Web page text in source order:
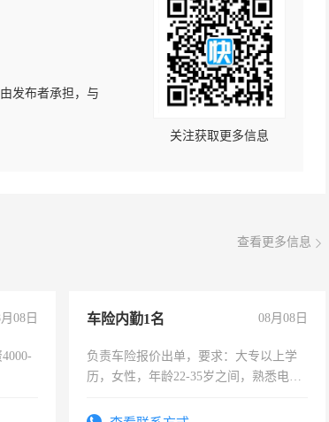
发布者承担，与
关注获取更多信息
查看更多信息
08日 车险内勤1名 08月08日
负责车险报价出单，要求：大专以上学
历，女性，年龄22-35岁之间，熟悉电脑
试用期1-3个月，转正后交纳五险，